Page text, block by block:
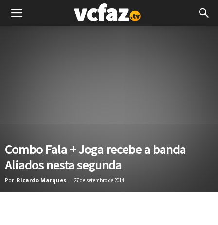
Combo Fala + Joga recebe a banda
Aliados nesta segunda
Por Ricardo Marques - 27 de setembro de 2014